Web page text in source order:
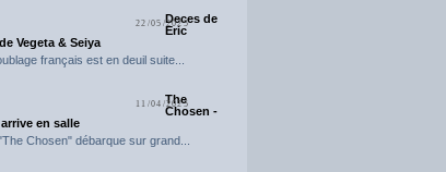
22/05/2025Deces de
Eric
Vegeta & Seiya
français est en deuil suite...
11/04/2025
The
Chosen -
en salle
Chosen" débarque sur grand...